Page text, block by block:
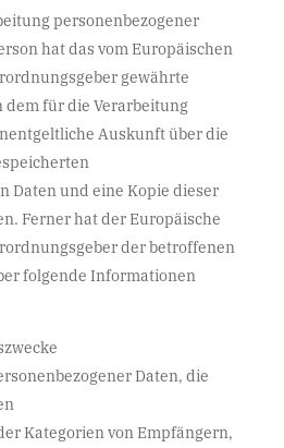
personenbezogener
hat das vom Europäischen
gewährte
dem für die Verarbeitung
Auskunft über die
Daten und eine Kopie dieser
Ferner hat der Europäische
der betroffenen
folgende Informationen
Daten, die
Kategorien von Empfängern,